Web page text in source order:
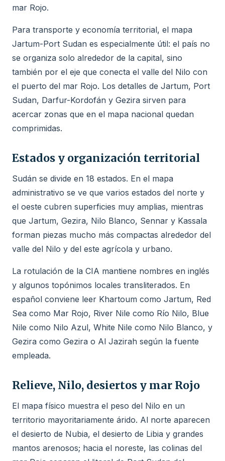
mar Rojo.
Para transporte y economía territorial, el mapa
Jartum-Port Sudan es especialmente útil: el país no
se organiza solo alrededor de la capital, sino
también por el eje que conecta el valle del Nilo con
el puerto del mar Rojo. Los detalles de Jartum, Port
Sudan, Darfur-Kordofán y Gezira sirven para
acercar zonas que en el mapa nacional quedan
comprimidas.
Estados y organización territorial
Sudán se divide en 18 estados. En el mapa
administrativo se ve que varios estados del norte y
el oeste cubren superficies muy amplias, mientras
que Jartum, Gezira, Nilo Blanco, Sennar y Kassala
forman piezas mucho más compactas alrededor del
valle del Nilo y del este agrícola y urbano.
La rotulación de la CIA mantiene nombres en inglés
y algunos topónimos locales transliterados. En
español conviene leer Khartoum como Jartum, Red
Sea como Mar Rojo, River Nile como Río Nilo, Blue
Nile como Nilo Azul, White Nile como Nilo Blanco, y
Gezira como Gezira o Al Jazirah según la fuente
empleada.
Relieve, Nilo, desiertos y mar Rojo
El mapa físico muestra el peso del Nilo en un
territorio mayoritariamente árido. Al norte aparecen
el desierto de Nubia, el desierto de Libia y grandes
mantos arenosos; hacia el noreste, las colinas del